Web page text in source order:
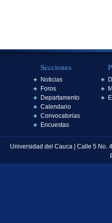
Secciones
Noticias
Foros
Departamento
Calendario
Convocatorias
Encuestas
Universidad del Cauca | Calle 5 No.